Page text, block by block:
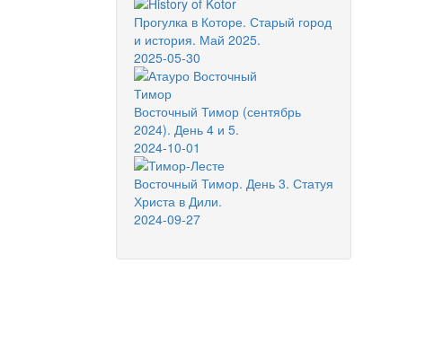
Прогулка в Которе. Старый город
и история. Май 2025.
2025-05-30
Восточный Тимор (сентябрь
2024). День 4 и 5.
2024-10-01
Восточный Тимор. День 3. Статуя
Христа в Дили.
2024-09-27